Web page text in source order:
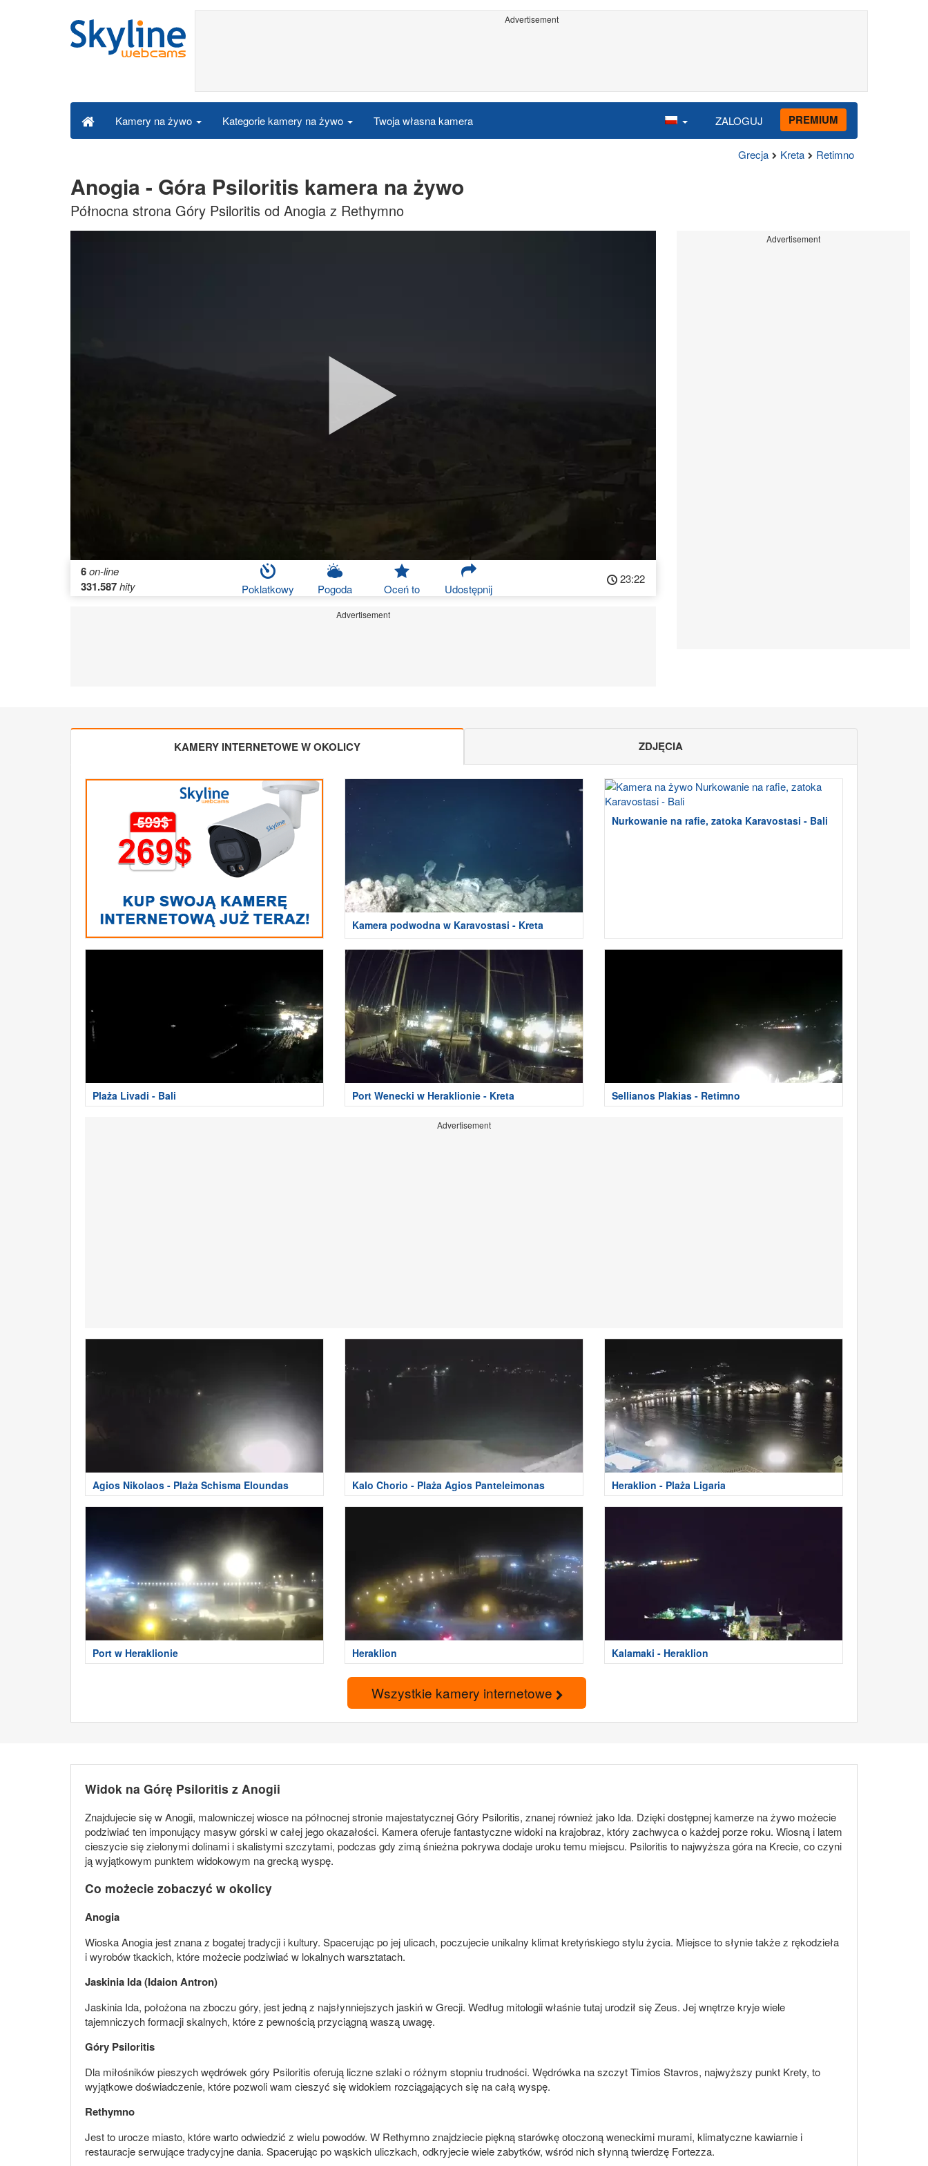
Advertisement
Kamery na żywo Kategorie kamery na żywo Twoja własna kamera ZALOGUJ PREMIUM
Grecja Kreta Retimno
Anogia - Góra Psiloritis kamera na żywo
Północna strona Góry Psiloritis od Anogia z Rethymno
6on-line
331.587hity Poklatkowy Pogoda Oceń to Udostępnij
23:22
Advertisement
Advertisement
KAMERY INTERNETOWE W OKOLICY ZDJĘCIA
Kamera podwodna w Karavostasi - Kreta
Nurkowanie na rafie, zatoka Karavostasi - Bali
Plaża Livadi - Bali Port Wenecki w Heraklionie - Kreta Sellianos Plakias - Retimno
Advertisement
Agios Nikolaos - Plaża Schisma Eloundas Kalo Chorio - Plaża Agios Panteleimonas Heraklion - Plaża Ligaria
Port w Heraklionie Heraklion Kalamaki - Heraklion
Wszystkie kamery internetowe
Widok na Górę Psiloritis z Anogii
Znajdujecie się w Anogii, malowniczej wiosce na północnej stronie majestatycznej Góry Psiloritis, znanej również jako Ida. Dzięki dostępnej kamerze na żywo możecie
podziwiać ten imponujący masyw górski w całej jego okazałości. Kamera oferuje fantastyczne widoki na krajobraz, który zachwyca o każdej porze roku. Wiosną i latem
cieszycie się zielonymi dolinami i skalistymi szczytami, podczas gdy zimą śnieżna pokrywa dodaje uroku temu miejscu. Psiloritis to najwyższa góra na Krecie, co czyni
ją wyjątkowym punktem widokowym na grecką wyspę.
Co możecie zobaczyć w okolicy
Anogia
Wioska Anogia jest znana z bogatej tradycji i kultury. Spacerując po jej ulicach, poczujecie unikalny klimat kretyńskiego stylu życia. Miejsce to słynie także z rękodzieła
i wyrobów tkackich, które możecie podziwiać w lokalnych warsztatach.
Jaskinia Ida (Idaion Antron)
Jaskinia Ida, położona na zboczu góry, jest jedną z najsłynniejszych jaskiń w Grecji. Według mitologii właśnie tutaj urodził się Zeus. Jej wnętrze kryje wiele
tajemniczych formacji skalnych, które z pewnością przyciągną waszą uwagę.
Góry Psiloritis
Dla miłośników pieszych wędrówek góry Psiloritis oferują liczne szlaki o różnym stopniu trudności. Wędrówka na szczyt Timios Stavros, najwyższy punkt Krety, to
wyjątkowe doświadczenie, które pozwoli wam cieszyć się widokiem rozciągających się na całą wyspę.
Rethymno
Jest to urocze miasto, które warto odwiedzić z wielu powodów. W Rethymno znajdziecie piękną starówkę otoczoną weneckimi murami, klimatyczne kawiarnie i
restauracje serwujące tradycyjne dania. Spacerując po wąskich uliczkach, odkryjecie wiele zabytków, wśród nich słynną twierdzę Fortezza.